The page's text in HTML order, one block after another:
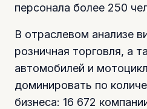
персонала более 250
В отраслевом анализе
розничная торговля, а
автомобилей и
доминировать по
бизнеса: 16 672